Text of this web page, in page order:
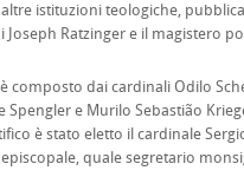
altre istituzioni teologiche,
Ratzinger e il magistero
composto dai cardinali Odilo
Spengler e Murilo Sebastião
è stato eletto il cardinale
quale segretario